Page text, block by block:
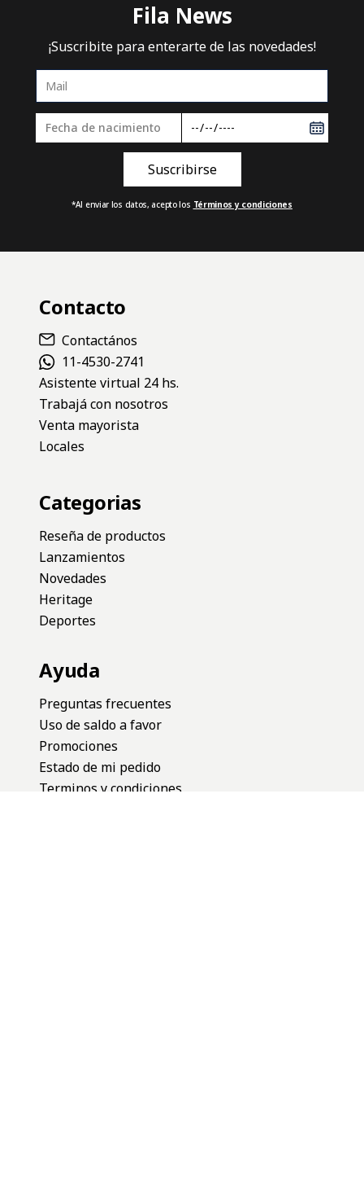
Fila News
¡Suscribite para enterarte de las novedades!
*Al enviar los datos, acepto los Términos y condiciones
Contacto
Contactános
11-4530-2741
Asistente virtual 24 hs.
Trabajá con nosotros
Venta mayorista
Locales
Categorias
Reseña de productos
Lanzamientos
Novedades
Heritage
Deportes
Ayuda
Preguntas frecuentes
Uso de saldo a favor
Promociones
Estado de mi pedido
Terminos y condiciones